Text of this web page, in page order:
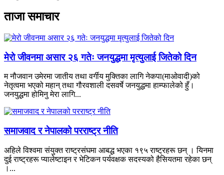
ताजा समाचार
मेरो जीवनमा असार २६ गतेः जनयुद्धमा मृत्युलाई जितेको दिन
म नौजवान उमेरमा जातीय तथा वर्गीय मुक्तिका लागि नेकपा(माओवादी)को
नेतृत्वमा भएको महान् तथा गौरवशाली दसवर्षे जनयुद्धमा हाम्फालेको हुँ।
जनयुद्धमा होमिनु मेरा लागि...
समाजवाद र नेपालको परराष्ट्र नीति
अहिले विश्वमा संयुक्त राष्ट्रसंघमा आबद्ध भएका १९५ राष्ट्रहरू छन् । यिनमा
दुई राष्ट्रहरू प्यालेष्टाइन र भेटिकन पर्यवक्षक सदस्यको हैसियतमा रहेका छन्
।...